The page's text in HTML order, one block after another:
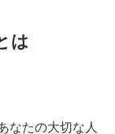
は
なたの大切な人